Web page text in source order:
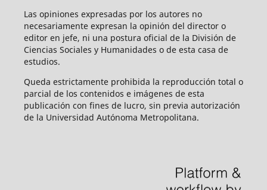
Las opiniones expresadas por los autores no
necesariamente expresan la opinión del director o
editor en jefe, ni una postura oficial de la División de
Ciencias Sociales y Humanidades o de esta casa de
estudios.
Queda estrictamente prohibida la reproducción total o
parcial de los contenidos e imágenes de esta
publicación con fines de lucro, sin previa autorización
de la Universidad Autónoma Metropolitana.